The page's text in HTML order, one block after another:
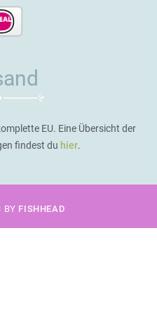
EU. Eine Übersicht der
findest du hier.
BY FISHHEAD